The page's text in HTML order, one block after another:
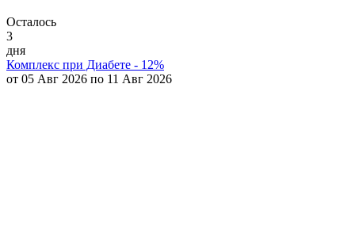
Осталось
3
дня
Комплекс при Диабете - 12%
от 05 Авг 2026 по 11 Авг 2026